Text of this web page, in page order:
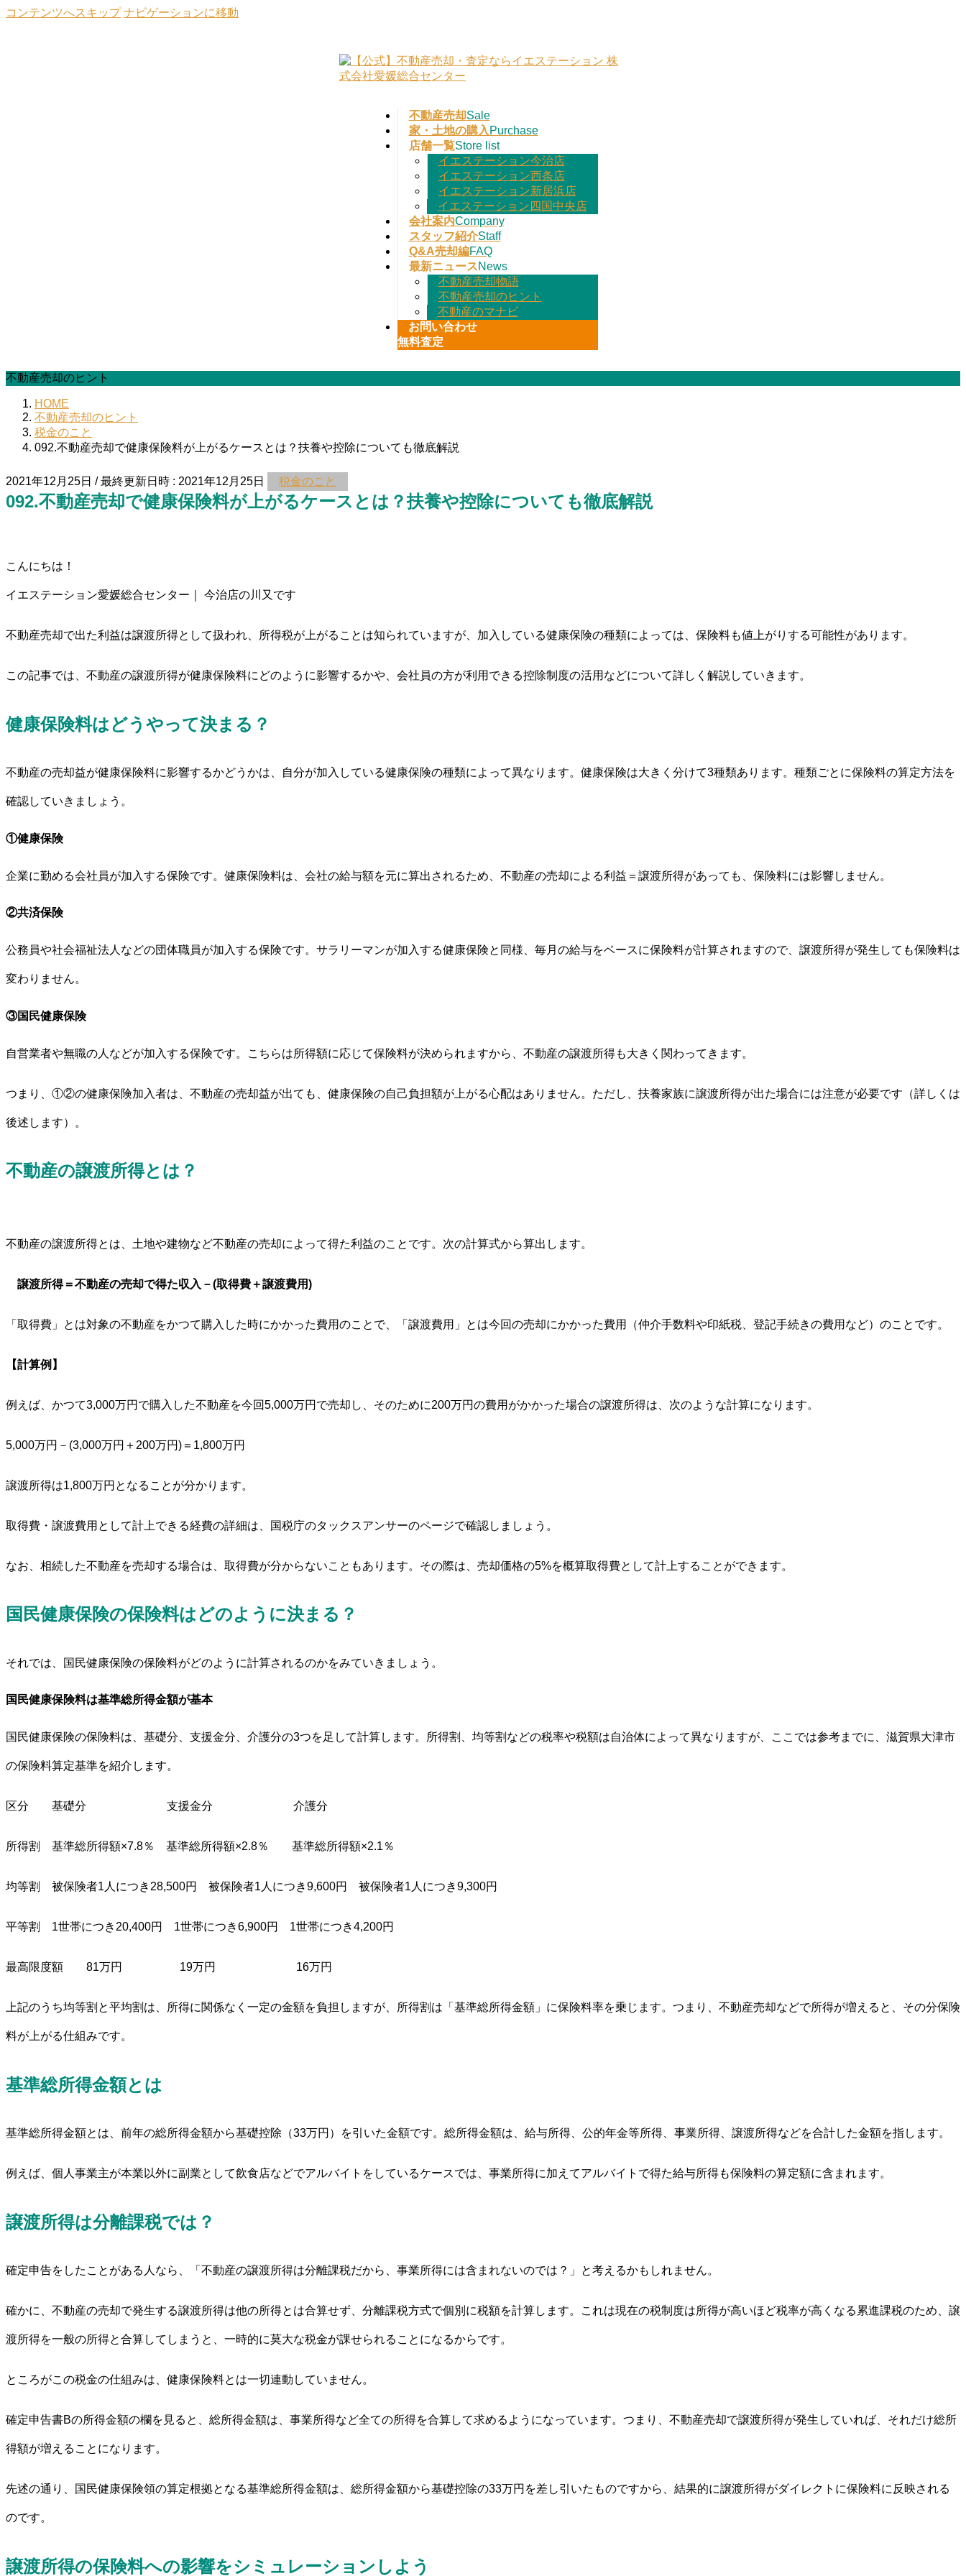
コンテンツへスキップ ナビゲーションに移動
不動産売却
家・土地の購入
店舗一覧
イエステーション今治店
イエステーション西条店
イエステーション新居浜店
イエステーション四国中央店
会社案内
スタッフ紹介
Q&A売却編
最新ニュース
不動産売却物語
不動産売却のヒント
不動産のマナビ
お問い合わせ
無料査定
不動産売却のヒント
HOME
不動産売却のヒント
税金のこと
092.不動産売却で健康保険料が上がるケースとは？扶養や控除についても徹底解説
2021年12月25日 / 最終更新日時 : 2021年12月25日 税金のこと
092.不動産売却で健康保険料が上がるケースとは？扶養や控除についても徹底解説
こんにちは！
イエステーション愛媛総合センター｜ 今治店の川又です
不動産売却で出た利益は譲渡所得として扱われ、所得税が上がることは知られていますが、加入している健康保険の種類によっては、保険料も値上がりする可能性があります。
この記事では、不動産の譲渡所得が健康保険料にどのように影響するかや、会社員の方が利用できる控除制度の活用などについて詳しく解説していきます。
健康保険料はどうやって決まる？
不動産の売却益が健康保険料に影響するかどうかは、自分が加入している健康保険の種類によって異なります。健康保険は大きく分けて3種類あります。種類ごとに保険料の算定方法を
確認していきましょう。
①健康保険
企業に勤める会社員が加入する保険です。健康保険料は、会社の給与額を元に算出されるため、不動産の売却による利益＝譲渡所得があっても、保険料には影響しません。
②共済保険
公務員や社会福祉法人などの団体職員が加入する保険です。サラリーマンが加入する健康保険と同様、毎月の給与をベースに保険料が計算されますので、譲渡所得が発生しても保険料は
変わりません。
③国民健康保険
自営業者や無職の人などが加入する保険です。こちらは所得額に応じて保険料が決められますから、不動産の譲渡所得も大きく関わってきます。
つまり、①②の健康保険加入者は、不動産の売却益が出ても、健康保険の自己負担額が上がる心配はありません。ただし、扶養家族に譲渡所得が出た場合には注意が必要です（詳しくは
後述します）。
不動産の譲渡所得とは？
不動産の譲渡所得とは、土地や建物など不動産の売却によって得た利益のことです。次の計算式から算出します。
譲渡所得＝不動産の売却で得た収入－(取得費＋譲渡費用)
「取得費」とは対象の不動産をかつて購入した時にかかった費用のことで、「譲渡費用」とは今回の売却にかかった費用（仲介手数料や印紙税、登記手続きの費用など）のことです。
【計算例】
例えば、かつて3,000万円で購入した不動産を今回5,000万円で売却し、そのために200万円の費用がかかった場合の譲渡所得は、次のような計算になります。
5,000万円－(3,000万円＋200万円)＝1,800万円
譲渡所得は1,800万円となることが分かります。
取得費・譲渡費用として計上できる経費の詳細は、国税庁のタックスアンサーのページで確認しましょう。
なお、相続した不動産を売却する場合は、取得費が分からないこともあります。その際は、売却価格の5%を概算取得費として計上することができます。
国民健康保険の保険料はどのように決まる？
それでは、国民健康保険の保険料がどのように計算されるのかをみていきましょう。
国民健康保険料は基準総所得金額が基本
国民健康保険の保険料は、基礎分、支援金分、介護分の3つを足して計算します。所得割、均等割などの税率や税額は自治体によって異なりますが、ここでは参考までに、滋賀県大津市
の保険料算定基準を紹介します。
区分 基礎分 支援金分 介護分
所得割 基準総所得額×7.8％ 基準総所得額×2.8％ 基準総所得額×2.1％
均等割 被保険者1人につき28,500円 被保険者1人につき9,600円 被保険者1人につき9,300円
平等割 1世帯につき20,400円 1世帯につき6,900円 1世帯につき4,200円
最高限度額 81万円 19万円 16万円
上記のうち均等割と平均割は、所得に関係なく一定の金額を負担しますが、所得割は「基準総所得金額」に保険料率を乗じます。つまり、不動産売却などで所得が増えると、その分保険
料が上がる仕組みです。
基準総所得金額とは
基準総所得金額とは、前年の総所得金額から基礎控除（33万円）を引いた金額です。総所得金額は、給与所得、公的年金等所得、事業所得、譲渡所得などを合計した金額を指します。
例えば、個人事業主が本業以外に副業として飲食店などでアルバイトをしているケースでは、事業所得に加えてアルバイトで得た給与所得も保険料の算定額に含まれます。
譲渡所得は分離課税では？
確定申告をしたことがある人なら、「不動産の譲渡所得は分離課税だから、事業所得には含まれないのでは？」と考えるかもしれません。
確かに、不動産の売却で発生する譲渡所得は他の所得とは合算せず、分離課税方式で個別に税額を計算します。これは現在の税制度は所得が高いほど税率が高くなる累進課税のため、譲
渡所得を一般の所得と合算してしまうと、一時的に莫大な税金が課せられることになるからです。
ところがこの税金の仕組みは、健康保険料とは一切連動していません。
確定申告書Bの所得金額の欄を見ると、総所得金額は、事業所得など全ての所得を合算して求めるようになっています。つまり、不動産売却で譲渡所得が発生していれば、それだけ総所
得額が増えることになります。
先述の通り、国民健康保険領の算定根拠となる基準総所得金額は、総所得金額から基礎控除の33万円を差し引いたものですから、結果的に譲渡所得がダイレクトに保険料に反映される
のです。
譲渡所得の保険料への影響をシミュレーションしよう